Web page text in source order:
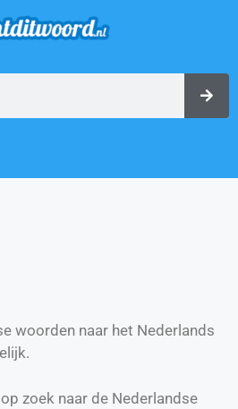
woorden naar het Nederlands
zoek naar de Nederlandse